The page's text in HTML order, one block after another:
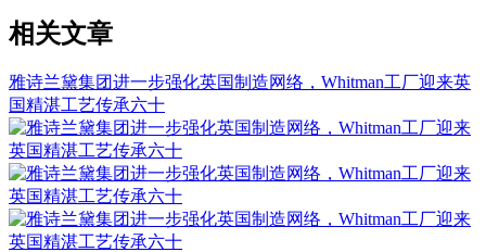
相关文章
雅诗兰黛集团进一步强化英国制造网络，Whitman工厂迎来英
国精湛工艺传承六十